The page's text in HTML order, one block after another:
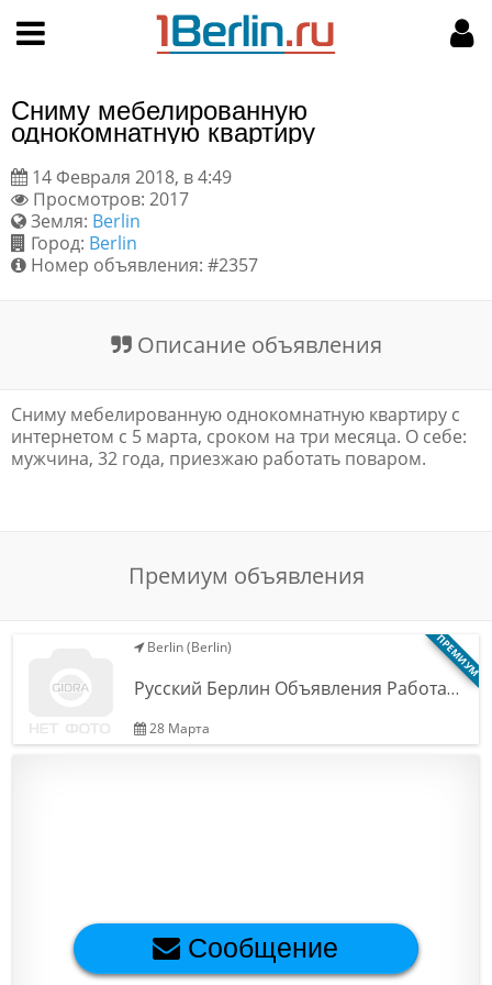
Поиск
Пользовательское соглашение
Правила доски объявлений
Текстовая реклама
Помощь
МОЙ АККАУНТ
Мои объявления
Сниму мебелированную
однокомнатную квартиру
14 Февраля 2018, в 4:49
Просмотров: 2017
Земля: Berlin
Город: Berlin
Номер объявления: #2357
Описание объявления
Сниму мебелированную однокомнатную квартиру с
интернетом с 5 марта, сроком на три месяца. О себе:
мужчина, 32 года, приезжаю работать поваром.
Премиум объявления
ПРЕМИУМ
Berlin (Berlin)
Русский Берлин Объявления Работа…
28 Марта
Сообщение